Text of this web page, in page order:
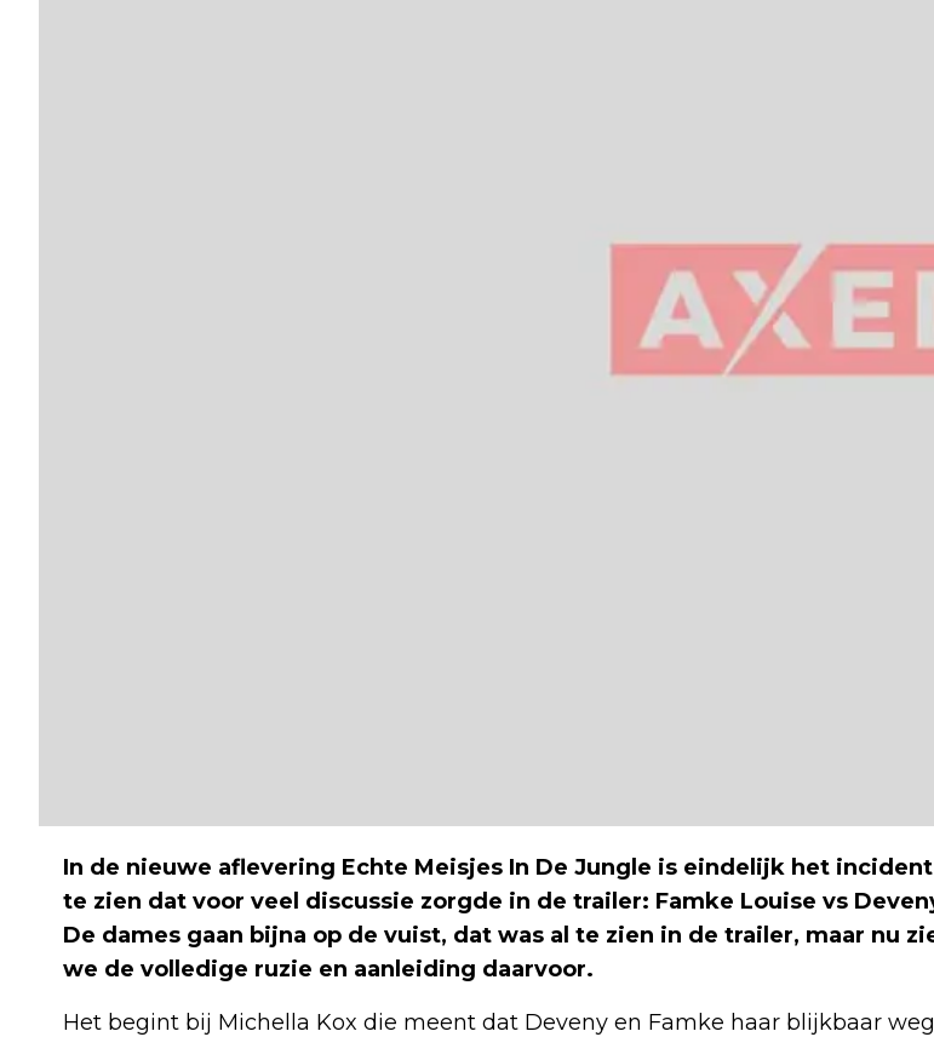
In de nieuwe aflevering Echte Meisjes In De Jungle is eindelijk het incident
te zien dat voor veel discussie zorgde in de trailer: Famke Louise vs
De dames gaan bijna op de vuist, dat was al te zien in de trailer, maar nu
we de volledige ruzie en aanleiding daarvoor.
Het begint bij Michella Kox die meent dat Deveny en Famke haar blijkbaar weg